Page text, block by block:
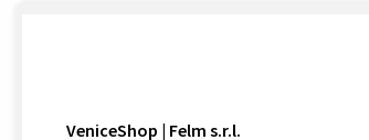
VeniceShop | Felm s.r.l.